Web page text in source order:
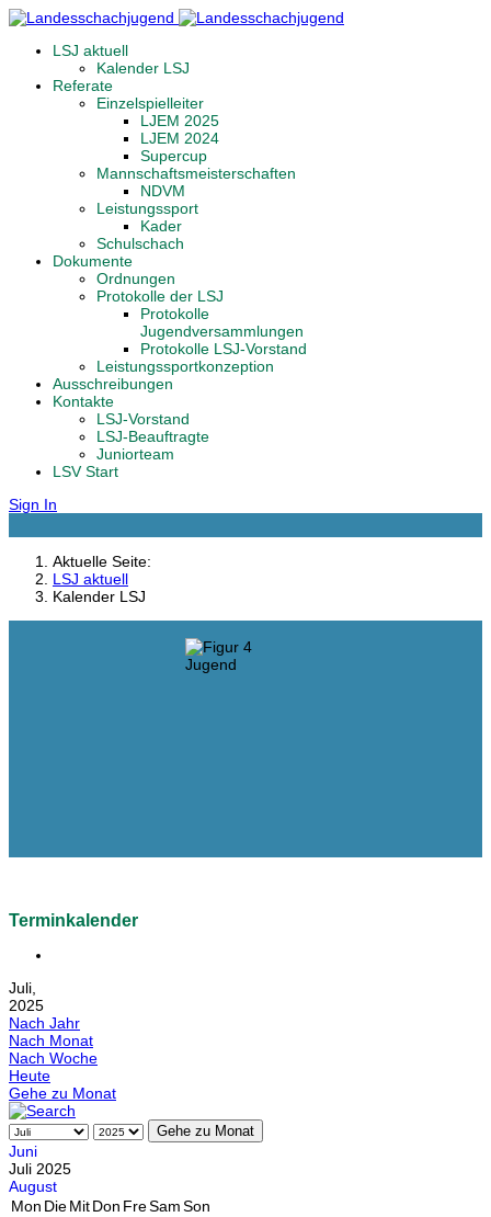
LSJ aktuell
Kalender LSJ
Referate
Einzelspielleiter
LJEM 2025
LJEM 2024
Supercup
Mannschaftsmeisterschaften
NDVM
Leistungssport
Kader
Schulschach
Dokumente
Ordnungen
Protokolle der LSJ
Protokolle
Jugendversammlungen
Protokolle LSJ-Vorstand
Leistungssportkonzeption
Ausschreibungen
Kontakte
LSJ-Vorstand
LSJ-Beauftragte
Juniorteam
LSV Start
Sign In
Aktuelle Seite:
LSJ aktuell
Kalender LSJ
Terminkalender
Juli,
2025
Nach Jahr
Nach Monat
Nach Woche
Heute
Gehe zu Monat
Gehe zu Monat
Juni
Juli 2025
August
Mon DieMitDon FreSamSon